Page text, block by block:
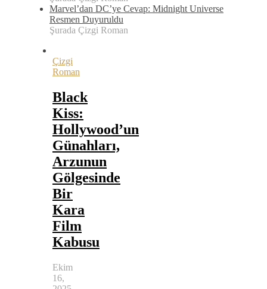
Marvel’dan DC’ye Cevap: Midnight Universe
Resmen Duyuruldu
Şurada Çizgi Roman
Çizgi
Roman
Black
Kiss:
Hollywood’un
Günahları,
Arzunun
Gölgesinde
Bir
Kara
Film
Kabusu
Ekim
16,